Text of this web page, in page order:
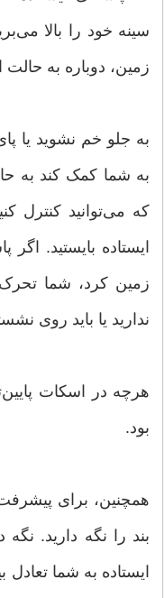
سینه خود را بالا
زمین، دوباره به حالت
به جلو خم نشوید یا
به شما کمک کند به
که می‌توانید کنترل
ایستاده بایستید.
زمین کرد، شما تحرک
ندارید یا باید روی
هرچه در اسکات
بود.
همچنین، برای
بند را نگه دارید.
ایستاده به شما